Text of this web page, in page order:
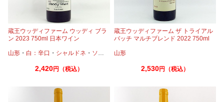
蔵王ウッディファーム ウッディ ブラ
ン 2023 750ml 日本ワイン
山形 ・ 白：辛口 ・ シャルドネ ・ ソーヴィニオンブラン
2,420円（税込）
蔵王ウッディファーム ザ トライアル
バッチ マルチブレンド 2022 750ml
山形
2,530円（税込）